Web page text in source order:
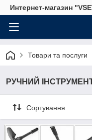
Интернет-магазин
Товари та послуги
РУЧНИЙ
Сортування